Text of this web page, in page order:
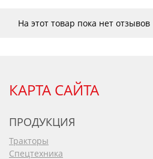
На этот товар пока нет отзывов
КАРТА САЙТА
ПРОДУКЦИЯ
Тракторы
Спецтехника